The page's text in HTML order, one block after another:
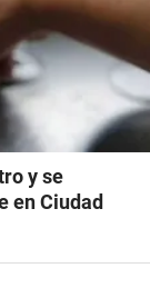
y se
en Ciudad